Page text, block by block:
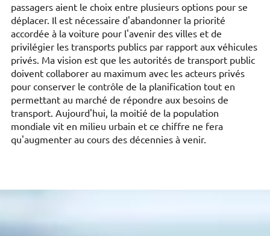
passagers aient le choix entre plusieurs options pour se
déplacer. Il est nécessaire d'abandonner la priorité
accordée à la voiture pour l'avenir des villes et de
privilégier les transports publics par rapport aux véhicules
privés. Ma vision est que les autorités de transport public
doivent collaborer au maximum avec les acteurs privés
pour conserver le contrôle de la planification tout en
permettant au marché de répondre aux besoins de
transport. Aujourd'hui, la moitié de la population
mondiale vit en milieu urbain et ce chiffre ne fera
qu'augmenter au cours des décennies à venir.